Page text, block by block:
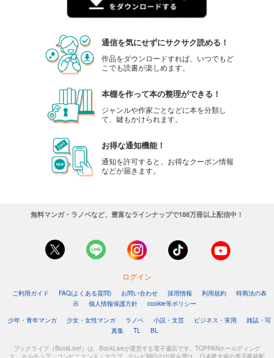
通信を気にせずにサクサク読める！
作品をダウンロードすれば、いつでもど
こでも読書が楽しめます。
本棚を作って本の整理ができる！
ジャンルや作家ごとなどに本を分類し
て、鍵もかけられます。
お得な通知機能！
通知を許可すると、お得なクーポン情報
などが届きます。
無料マンガ・ラノベなど、豊富なラインナップで188万冊以上配信中！
ログイン
ご利用ガイド FAQ(よくある質問) お問い合わせ 採用情報 利用規約
特商法の表
示
個人情報保護方針
cookie等ポリシー
少年・青年マンガ
少女・女性マンガ ラノベ 小説・文芸 ビジネス・実用
雑誌・写
真集
TL BL
ブックライブ（BookLive!）は、BookLiveが運営する電子書店です。TOPPANホールディング
ス、カルチュア・コンビニエンス・クラブ、テレビ朝日の出資を受け、日本最大級の電子書籍配